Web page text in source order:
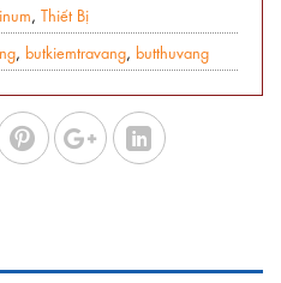
Thiết Bị
butkiemtravang butthuvang